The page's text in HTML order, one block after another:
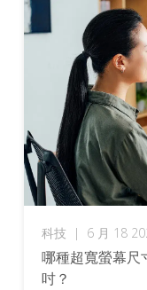
科技 | 6 月 18
哪種超寬螢幕尺
吋？